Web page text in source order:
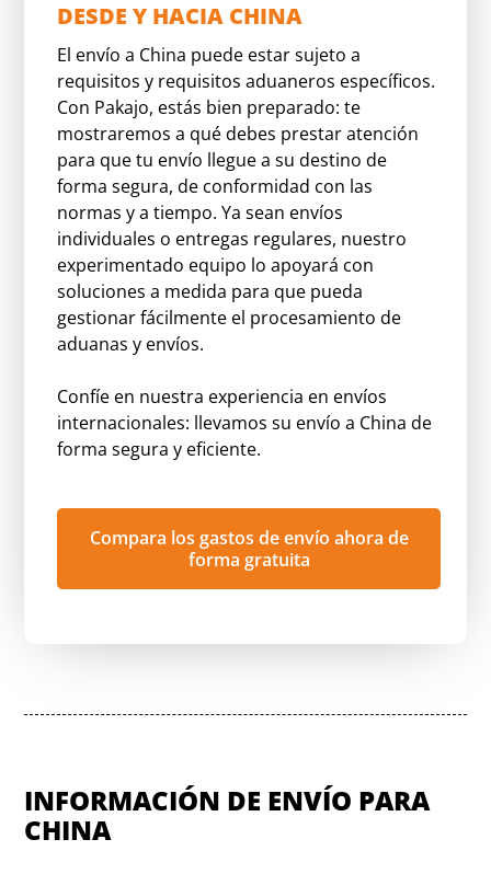
DESDE Y HACIA CHINA
El envío a China puede estar sujeto a
requisitos y requisitos aduaneros específicos.
Con Pakajo, estás bien preparado: te
mostraremos a qué debes prestar atención
para que tu envío llegue a su destino de
forma segura, de conformidad con las
normas y a tiempo. Ya sean envíos
individuales o entregas regulares, nuestro
experimentado equipo lo apoyará con
soluciones a medida para que pueda
gestionar fácilmente el procesamiento de
aduanas y envíos.
Confíe en nuestra experiencia en envíos
internacionales: llevamos su envío a China de
forma segura y eficiente.
Compara los gastos de envío ahora de
forma gratuita
INFORMACIÓN DE ENVÍO PARA
CHINA